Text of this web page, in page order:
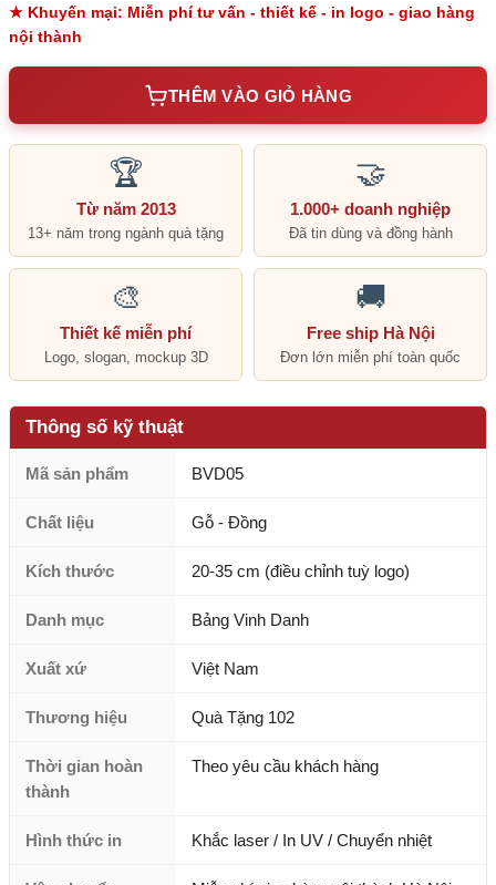
★ Khuyến mại: Miễn phí tư vấn - thiết kế - in logo - giao hàng
nội thành
THÊM VÀO GIỎ HÀNG
🏆
Từ năm 2013
13+ năm trong ngành quà tặng
🤝
1.000+ doanh nghiệp
Đã tin dùng và đồng hành
🎨
Thiết kế miễn phí
Logo, slogan, mockup 3D
🚚
Free ship Hà Nội
Đơn lớn miễn phí toàn quốc
Thông số kỹ thuật
Mã sản phẩm BVD05
Chất liệu Gỗ - Đồng
Kích thước 20-35 cm (điều chỉnh tuỳ logo)
Danh mục Bảng Vinh Danh
Xuất xứ Việt Nam
Thương hiệu Quà Tặng 102
Thời gian hoàn
thành
Theo yêu cầu khách hàng
Hình thức in Khắc laser / In UV / Chuyển nhiệt